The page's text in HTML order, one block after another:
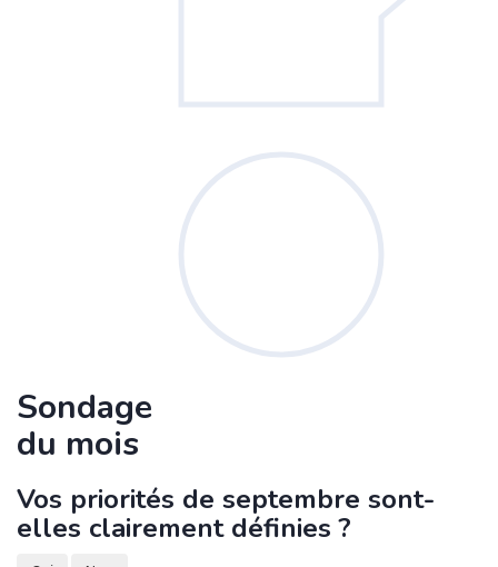
Sondage
du mois
Vos priorités de septembre sont-
elles clairement définies ?